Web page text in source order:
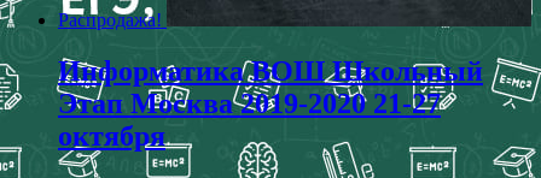
Распродажа!
Информатика ВОШ Школьный
Этап Москва 2019-2020 21-27
октября